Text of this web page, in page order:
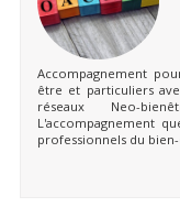
Accompagnement
être et particuliers
réseaux Neo-
L'accompagnement
professionnels du